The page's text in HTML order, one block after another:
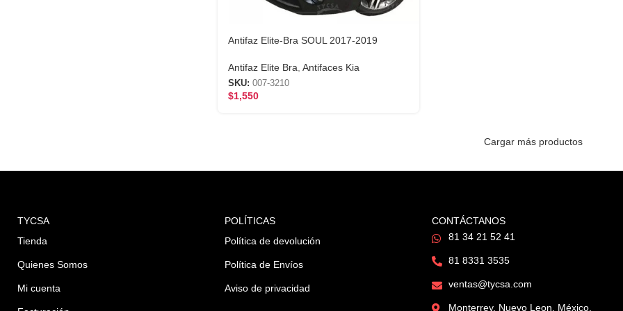
Antifaz Elite-Bra SOUL 2017-2019
Antifaz Elite Bra Antifaces Kia
SKU: 007-3210
$1,550
Cargar más productos
TYCSA
Tienda
Quienes Somos
Mi cuenta
POLÍTICAS
Política de devolución
Política de Envíos
Aviso de privacidad
CONTÁCTANOS
81 34 21 52 41
81 8331 3535
ventas@tycsa.com
Monterrey, Nuevo Leon, México.